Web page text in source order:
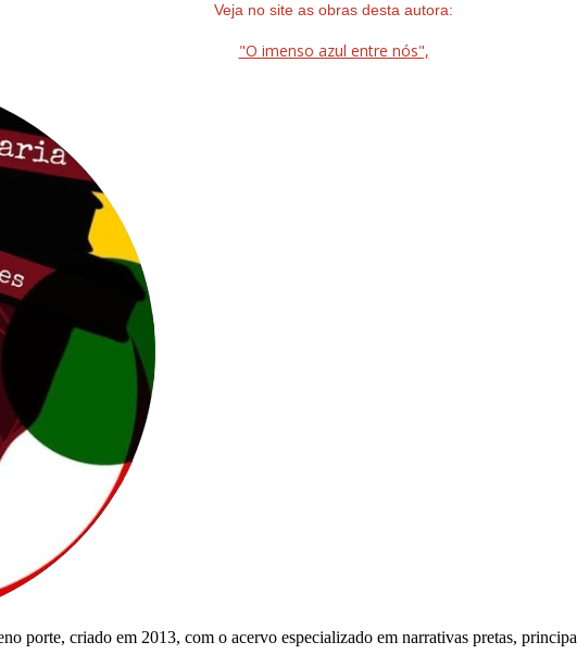
Veja no site as obras desta autora:
"O imenso azul entre nós",
porte, criado em 2013, com o acervo especializado em narrativas pretas,